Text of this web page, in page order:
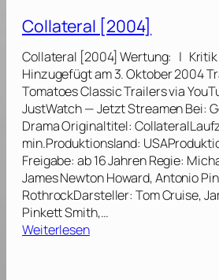
a
g
a
s
c
r
[
2
0
0
5
]
Collateral [2004]
Collateral [2004] Wertung: | Kritik
Hinzugefügt am 3. Oktober 2004
Tomatoes Classic Trailers via
JustWatch — Jetzt Streamen Bei:
Drama Originaltitel:
min.Produktionsland:
Freigabe: ab 16 Jahren Regie:
James Newton Howard, Antonio
RothrockDarsteller: Tom Cruise,
Pinkett Smith,…
Weiterlesen: